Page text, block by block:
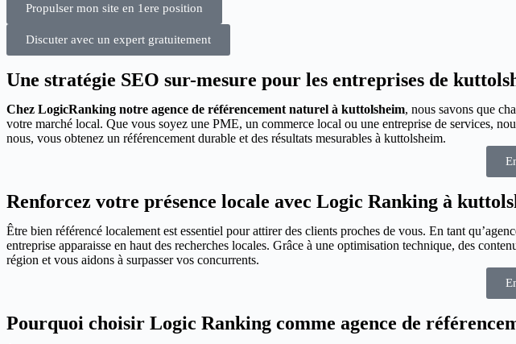
Propulser mon site en 1ere position
Discuter avec un expert gratuitement
Une stratégie SEO sur-mesure pour les entreprises de
Chez LogicRanking notre agence de référencement naturel à kuttolsheim, nous savons que
votre marché local. Que vous soyez une PME, un commerce local ou une entreprise de services,
nous, vous obtenez un référencement durable et des résultats mesurables à kuttolsheim.
Renforcez votre présence locale avec Logic Ranking à
Être bien référencé localement est essentiel pour attirer des clients proches de vous. En tant
entreprise apparaisse en haut des recherches locales. Grâce à une optimisation technique, des
région et vous aidons à surpasser vos concurrents.
Pourquoi choisir Logic Ranking comme agence de